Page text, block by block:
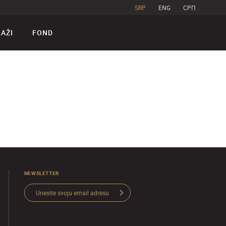
SRP ENG CPП
FOND
NEWSLETTER